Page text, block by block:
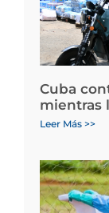
Cuba
mientras
Leer Más >>